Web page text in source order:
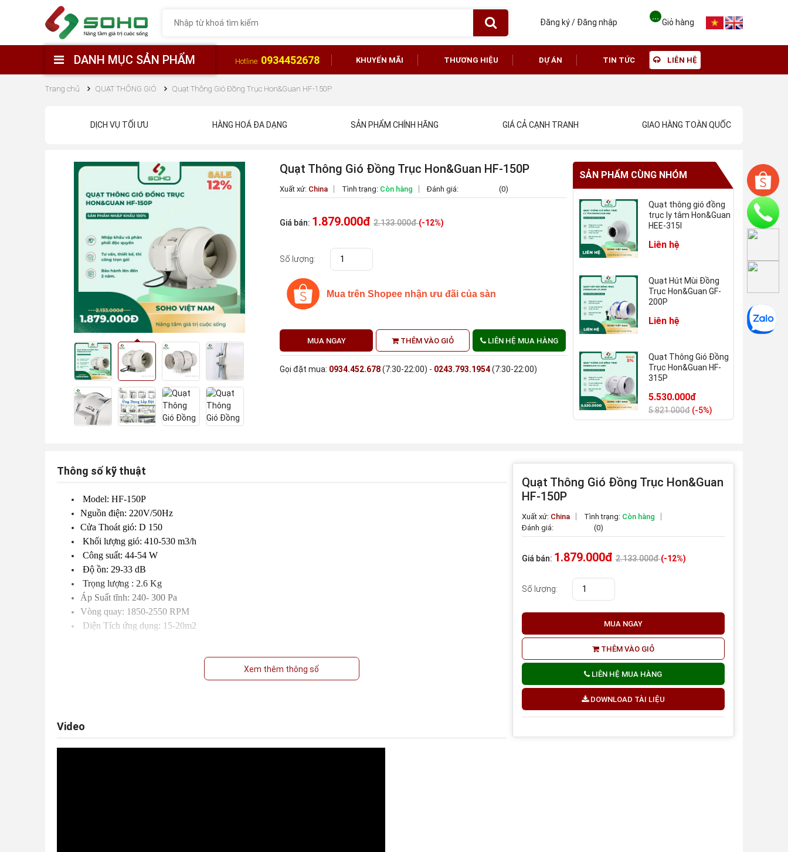
Đăng ký/ Đăng nhập
...
Giỏ hàng
DANH MỤC SẢN PHẨM Hotline: 0934452678 KHUYẾN MÃI THƯƠNG HIỆU DỰ ÁN TIN TỨC LIÊN HỆ
Trang chủ QUẠT THÔNG GIÓ Quạt Thông Gió Đồng Trục Hon&Guan HF-150P
DỊCH VỤ TỐI ƯU HÀNG HOÁ ĐA DẠNG SẢN PHẨM CHÍNH HÃNG GIÁ CẢ CẠNH TRANH GIAO HÀNG TOÀN QUỐC
Quạt Thông Gió Đồng Trục Hon&Guan HF-150P
Xuất xứ: China Tình trạng: Còn hàng Đánh giá: (0)
Giá bán: 1.879.000đ 2.133.000đ(-12%)
Số lượng:
Mua trên Shopee nhận ưu đãi của sàn
MUA NGAY THÊM VÀO GIỎ LIÊN HỆ MUA HÀNG
Gọi đặt mua: 0934.452.678(7:30-22:00) - 0243.793.1954(7:30-22:00)
SẢN PHẨM CÙNG NHÓM
Quạt thông gió đồng
trục ly tâm Hon&Guan
HEE-315I
Liên hệ
Quạt Hút Mùi Đồng
Trục Hon&Guan GF-
200P
Liên hệ
Quạt Thông Gió Đồng
Trục Hon&Guan HF-
315P
5.530.000đ
5.821.000đ (-5%)
4.780.000đ
Thông số kỹ thuật
Model: HF-150P
Nguồn điện: 220V/50Hz
Cửa Thoát gió: D 150
Khối lượng gió: 410-530 m3/h
Công suất: 44-54 W
Độ ồn: 29-33 dB
Trọng lượng : 2.6 Kg
Áp Suất tĩnh: 240- 300 Pa
Vòng quay: 1850-2550 RPM
Diện Tích ứng dụng: 15-20m2
Xem thêm thông số
Video
Quạt Thông Gió Đồng Trục Hon&Guan
HF-150P
Xuất xứ: China Tình trạng: Còn hàng
Đánh giá:
(0)
Giá bán: 1.879.000đ2.133.000đ(-12%)
Số lượng:
MUA NGAY
THÊM VÀO GIỎ
LIÊN HỆ MUA HÀNG
DOWNLOAD TÀI LIỆU